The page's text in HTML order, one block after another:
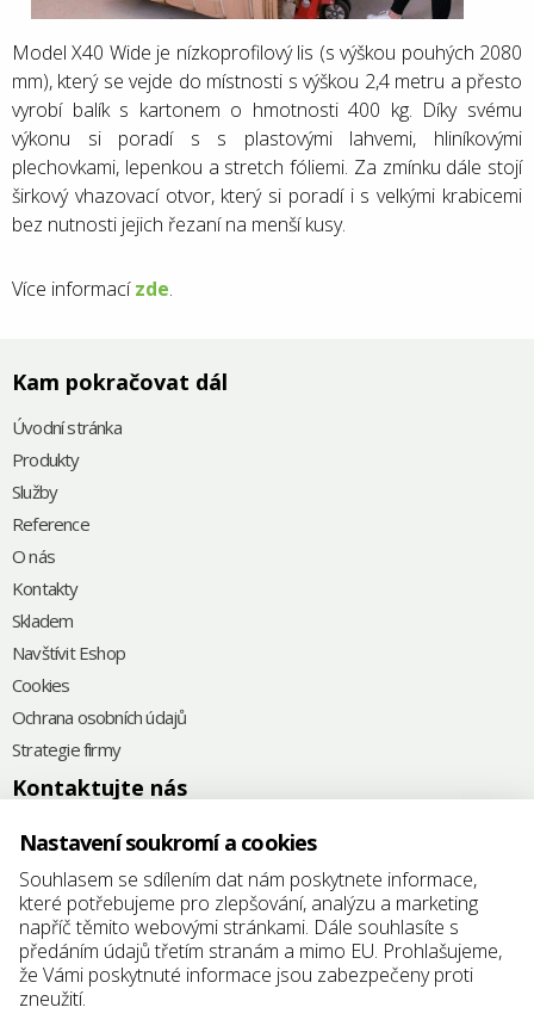
Model X40 Wide je nízkoprofilový lis (s výškou pouhých 2080
mm), který se vejde do místnosti s výškou 2,4 metru a přesto
vyrobí balík s kartonem o hmotnosti 400 kg. Díky svému
výkonu si poradí s s plastovými lahvemi, hliníkovými
plechovkami, lepenkou a stretch fóliemi. Za zmínku dále stojí
širkový vhazovací otvor, který si poradí i s velkými krabicemi
bez nutnosti jejich řezaní na menší kusy.
Více informacízde.
Kam pokračovat dál
Úvodní stránka
Produkty
Služby
Reference
O nás
Kontakty
Skladem
Navštívit Eshop
Cookies
Ochrana osobních údajů
Strategie firmy
Kontaktujte nás
+420575 571 000
@
elkoplast@elkoplast.cz
Štefánikova 2664
760 01 Zlín
IČ: 25347942
DIČ: CZ25347942
Nastavení soukromí a cookies
Souhlasem se sdílením dat nám poskytnete informace,
které potřebujeme pro zlepšování, analýzu a marketing
napříč těmito webovými stránkami. Dále souhlasíte s
předáním údajů třetím stranám a mimo EU. Prohlašujeme,
že Vámi poskytnuté informace jsou zabezpečeny proti
zneužití.